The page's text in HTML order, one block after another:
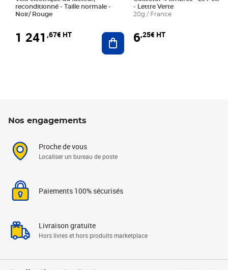
reconditionné - Taille normale -
Noir/ Rouge
1 241 ,67€ HT Ajouter au panier
- Lettre Verte
20g / France
6,25€ HT
Nos engagements
Proche de vous
Localiser un bureau de poste
Paiements 100% sécurisés
Livraison gratuite
Hors livres et hors produits marketplace